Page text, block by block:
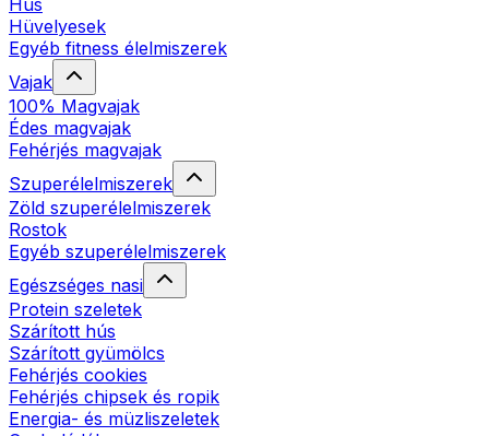
Hús
Hüvelyesek
Egyéb fitness élelmiszerek
Vajak
100% Magvajak
Édes magvajak
Fehérjés magvajak
Szuperélelmiszerek
Zöld szuperélelmiszerek
Rostok
Egyéb szuperélelmiszerek
Egészséges nasi
Protein szeletek
Szárított hús
Szárított gyümölcs
Fehérjés cookies
Fehérjés chipsek és ropik
Energia- és müzliszeletek